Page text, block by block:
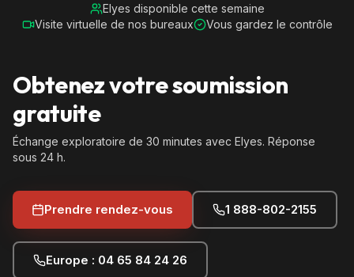
Elyes disponible cette semaine
Visite virtuelle de nos bureaux
Vous gardez le contrôle
Obtenez votre soumission
gratuite
Échange exploratoire de 30 minutes avec Elyes. Réponse
sous 24 h.
Prendre rendez-vous 1 888-802-2155
Europe : 04 65 84 24 26